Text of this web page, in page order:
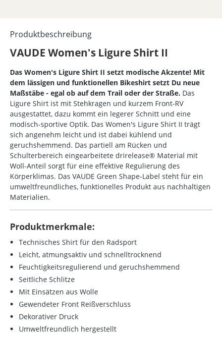
Produktbeschreibung
VAUDE Women's Ligure Shirt II
Das Women's Ligure Shirt II setzt modische Akzente! Mit
dem lässigen und funktionellen Bikeshirt setzt Du neue
Maßstäbe - egal ob auf dem Trail oder der Straße. Das
Ligure Shirt ist mit Stehkragen und kurzem Front-RV
ausgestattet, dazu kommt ein legerer Schnitt und eine
modisch-sportive Optik. Das Women's Ligure Shirt II trägt
sich angenehm leicht und ist dabei kühlend und
geruchshemmend. Das partiell am Rücken und
Schulterbereich eingearbeitete drirelease® Material mit
Woll-Anteil sorgt für eine effektive Regulierung des
Körperklimas. Das VAUDE Green Shape-Label steht für ein
umweltfreundliches, funktionelles Produkt aus nachhaltigen
Materialien.
Produktmerkmale:
Technisches Shirt für den Radsport
Leicht, atmungsaktiv und schnelltrocknend
Feuchtigkeitsregulierend und geruchshemmend
Seitliche Schlitze
Mit Einsätzen aus Wolle
Gewendeter Front Reißverschluss
Dekorativer Druck
Umweltfreundlich hergestellt